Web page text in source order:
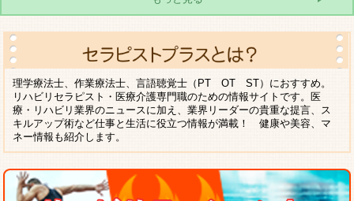
理学療法士、作業療法士、言語聴覚士（PT OT ST）におすすめ。
リハビリセラピスト・医療介護専門職のための情報サイトです。医
療・リハビリ業界のニュースに加え、業界リーダーの貴重な提言、ス
キルアップ術など仕事と生活に役立つ情報が満載！ 健康や美容、マ
ネー情報も紹介します。